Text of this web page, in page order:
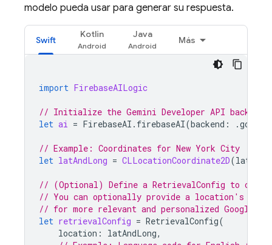
modelo pueda usar para generar su respuesta.
Swift
Kotlin Java
Más
import FirebaseAILogic
// Initialize the Gemini Developer API backend
let ai = FirebaseAI . firebaseAI(backend : .
// Example: Coordinates for New York City
let latAndLong = CLLocationCoordinate2D(
// (Optional) Define a RetrievalConfig to
// You can optionally provide a location's
// for more relevant and personalized Google
let retrievalConfig = RetrievalConfig(
location : latAndLong,